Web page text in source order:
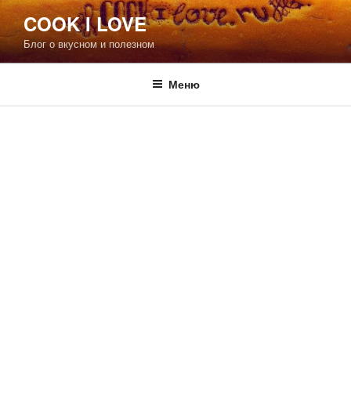
Перейти
к
содержимому
COOK I LOVE
Блог о вкусном и полезном
Меню